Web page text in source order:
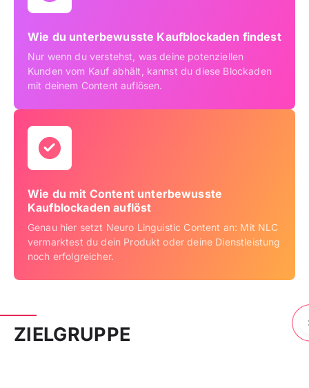
Wie du unterbewusste Kaufblockaden findest
Nur wenn du verstehst, was deine potenziellen
Kunden vom Kauf abhält, kannst du diese Blockaden
mit deinem Content auflösen.
Wie du mit Content unterbewusste
Kaufblockaden auflöst
Genau hier setzt Neuro Linguistic Content an: Mit NLC
vermarktest du dein Produkt oder deine Dienstleistung
noch erfolgreicher.
ZIELGRUPPE